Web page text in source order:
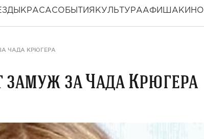
КРАСАСОБЫТИЯ КУЛЬТУРААФИША КИНО
ЧАДА КРЮГЕРА
за Чада Крюгера